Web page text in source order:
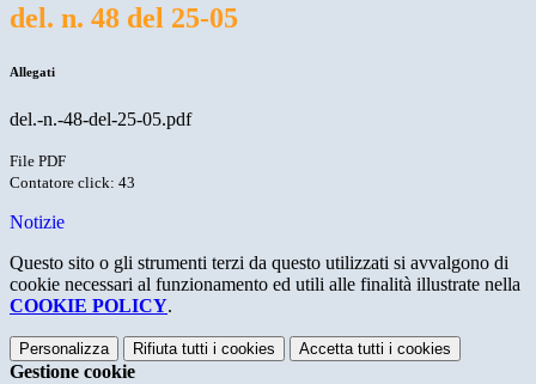
del. n. 48 del 25-05
Allegati
del.-n.-48-del-25-05.pdf
File PDF
Contatore click: 43
Notizie
Questo sito o gli strumenti terzi da questo utilizzati si avvalgono di
cookie necessari al funzionamento ed utili alle finalità illustrate nella
COOKIE POLICY.
Personalizza Rifiuta tutti i cookies Accetta tutti i cookies
Gestione cookie